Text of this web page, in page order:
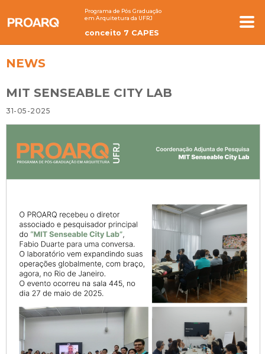
Programa de Pós Graduação
em Arquitetura da UFRJ
conceito 7 CAPES
NEWS
MIT SENSEABLE CITY LAB
31-05-2025